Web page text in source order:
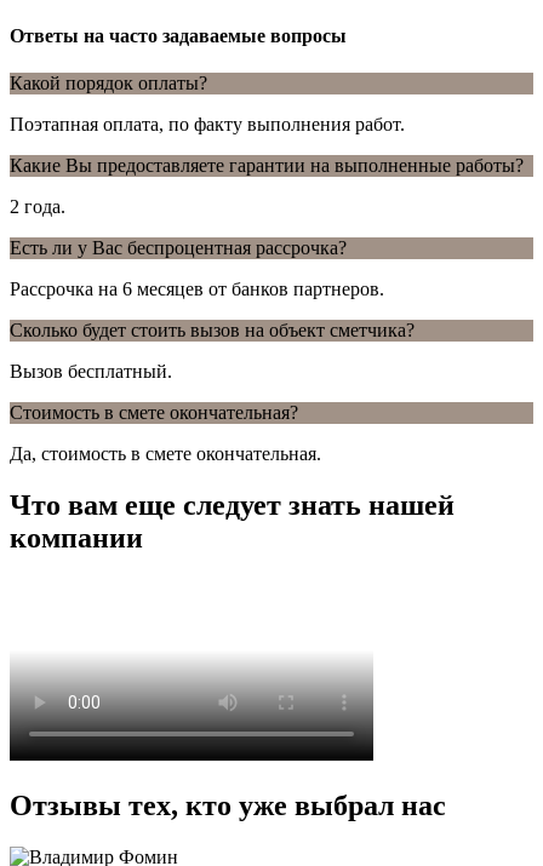
Ответы на часто задаваемые вопросы
Какой порядок оплаты?
Поэтапная оплата, по факту выполнения работ.
Какие Вы предоставляете гарантии на выполненные работы?
2 года.
Есть ли у Вас беспроцентная рассрочка?
Рассрочка на 6 месяцев от банков партнеров.
Сколько будет стоить вызов на объект сметчика?
Вызов бесплатный.
Стоимость в смете окончательная?
Да, стоимость в смете окончательная.
Что вам еще следует знать нашей
компании
Отзывы тех, кто уже выбрал нас